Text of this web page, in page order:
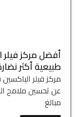
أفضل مركز فيلر
طبيعية أكثر
مركز فيلر
عن تحسين ملامح
مبالغ